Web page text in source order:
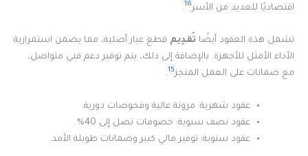
اقتصاديًا للعديد من الأسر16
.
تشمل هذه العقود أيضًا تَقدِيم قطع غيار أصلية، مما يضمن استمرارية
الأداء الأمثل للأجهزة. بالإضافة إلى ذلك، يتم توفير دعم فني متواصل،
مع ضمانات على العمل المنجز15
.
عقود شهرية: مرونة عالية وفحوصات دورية.
عقود نصف سنوية: خصومات تصل إلى 40%.
عقود سنوية: توفير مالي كبير وضمانات طويلة الأمد.